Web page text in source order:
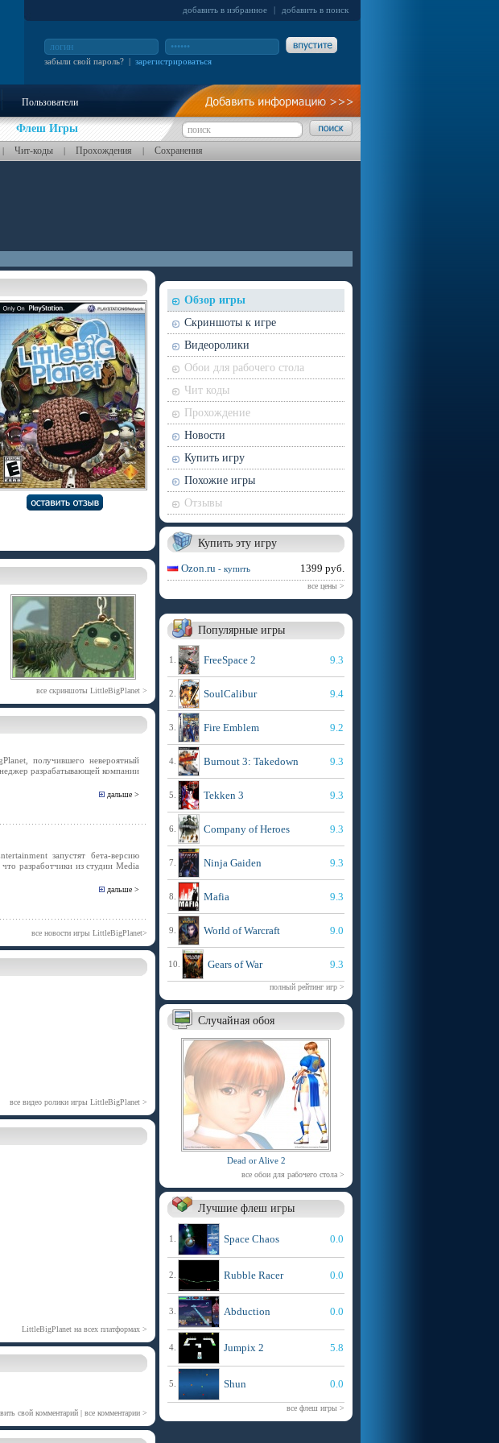
добавить в избранное | добавить в поиск
забыли свой пароль? | зарегистрироваться
Пользователи
Флеш Игры
| Чит-коды | Прохождения | Сохранения
все скриншоты LittleBigPlanet >
получившего невероятный
разрабатывающей компании
дальше >
запустят бета-версию
разработчики из студии Media
дальше >
все новости игры LittleBigPlanet>
все видео ролики игры LittleBigPlanet >
LittleBigPlanet на всех платформах >
свой комментарий | все комментарии >
Обзор игры
Скриншоты к игре
Видеоролики
Обои для рабочего стола
Чит коды
Прохождение
Новости
Купить игру
Похожие игры
Отзывы
Купить эту игру
Ozon.ru - купить 1399 руб.
все цены >
Популярные игры
1. FreeSpace 2 9.3
2. SoulCalibur 9.4
3. Fire Emblem 9.2
4. Burnout 3: Takedown 9.3
5. Tekken 3 9.3
6. Company of Heroes 9.3
7. Ninja Gaiden 9.3
8. Mafia 9.3
9. World of Warcraft 9.0
10. Gears of War 9.3
полный рейтинг игр >
Случайная обоя
Dead or Alive 2
все обои для рабочего стола >
Лучшие флеш игры
1. Space Chaos 0.0
2. Rubble Racer 0.0
3. Abduction 0.0
4. Jumpix 2 5.8
5. Shun 0.0
все флеш игры >